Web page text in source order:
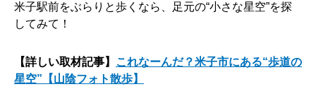
米子駅前をぶらりと歩くなら、足元の“小さな星空”を探
してみて！
【詳しい取材記事】 これなーんだ？米子市にある“歩道の
星空”【山陰フォト散歩】